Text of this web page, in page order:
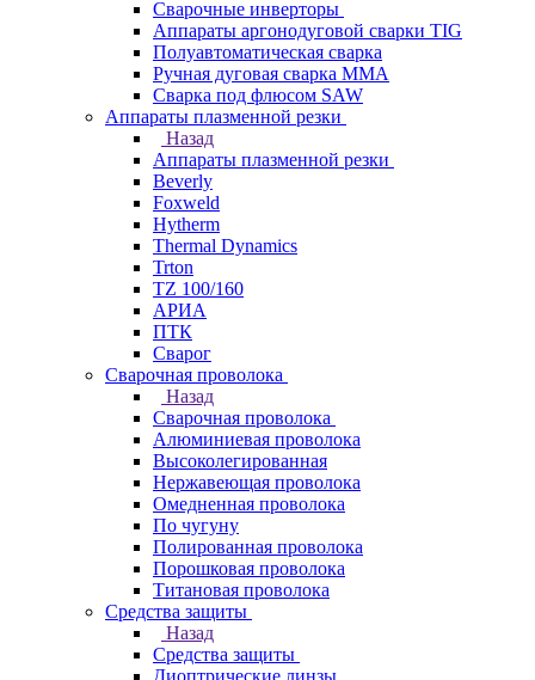
Сварочные инверторы
Аппараты аргонодуговой сварки TIG
Полуавтоматическая сварка
Ручная дуговая сварка MMA
Сварка под флюсом SAW
Аппараты плазменной резки
Назад
Аппараты плазменной резки
Beverly
Foxweld
Hytherm
Thermal Dynamics
Trton
TZ 100/160
АРИА
ПТК
Сварог
Сварочная проволока
Назад
Сварочная проволока
Алюминиевая проволока
Высоколегированная
Нержавеющая проволока
Омедненная проволока
По чугуну
Полированная проволока
Порошковая проволока
Титановая проволока
Средства защиты
Назад
Средства защиты
Диоптрические линзы